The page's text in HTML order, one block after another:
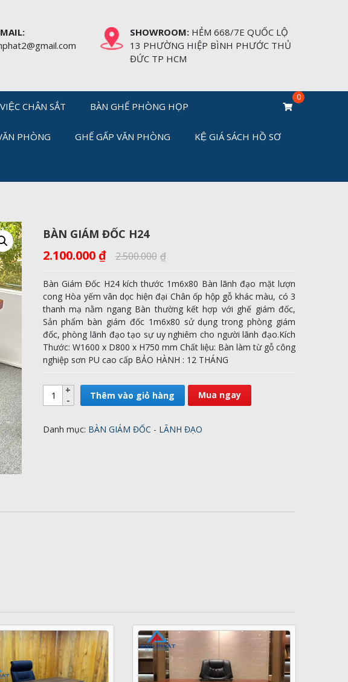
SHOWROOM: HẺM 668/7E QUỐC LỘ
13 PHƯỜNG HIỆP BÌNH PHƯỚC THỦ
ĐỨC TP HCM
CHÂN SẮT BÀN GHẾ PHÒNG HỌP
PHÒNG GHẾ GẤP VĂN PHÒNG KỆ GIÁ SÁCH HỒ SƠ
BÀN GIÁM ĐỐC H24
2.100.000 ₫ 2.500.000 ₫
Bàn Giám Đốc H24 kích thước 1m6x80 Bàn lãnh đạo mặt lượn
cong Hòa yếm vân dọc hiện đại Chân ốp hộp gỗ khác màu, có 3
thanh mạ nằm ngang Bàn thường kết hợp với ghế giám đốc,
Sản phẩm bàn giám đốc 1m6x80 sử dụng trong phòng giám
đốc, phòng lãnh đạo tạo sự uy nghiêm cho người lãnh đạo.Kích
Thước: W1600 x D800 x H750 mm Chất liệu: Bàn làm từ gỗ công
nghiệp sơn PU cao cấp BẢO HÀNH : 12 THÁNG
Thêm vào giỏ hàng Mua ngay
Danh mục: BÀN GIÁM ĐỐC - LÃNH ĐẠO